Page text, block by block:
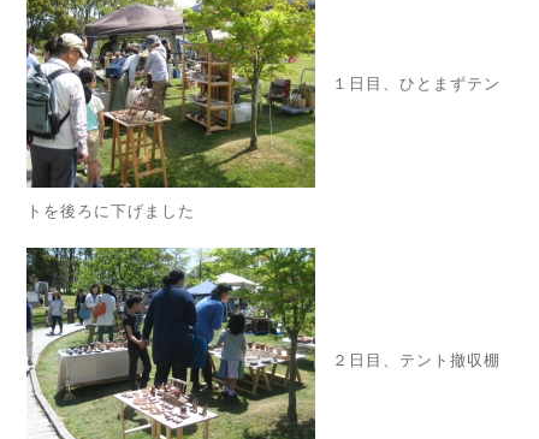
１日目、ひとまずテン
トを後ろに下げました
２日目、テント撤収棚